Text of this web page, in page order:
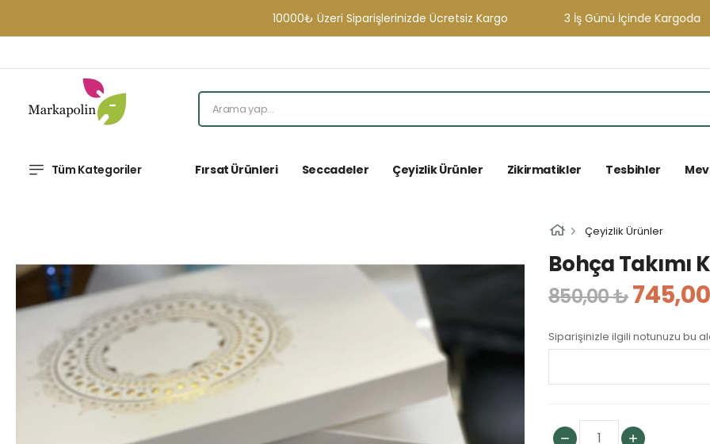
10000₺ Üzeri Siparişlerinizde Ücretsiz Kargo 3 İş Günü İçinde Kargoda
Tüm Kategoriler Fırsat Ürünleri Seccadeler Çeyizlik Ürünler Zikirmatikler Tesbihler
Çeyizlik Ürünler
Bohça Takımı
850,00 ₺
Siparişinizle ilgili notunuzu bu